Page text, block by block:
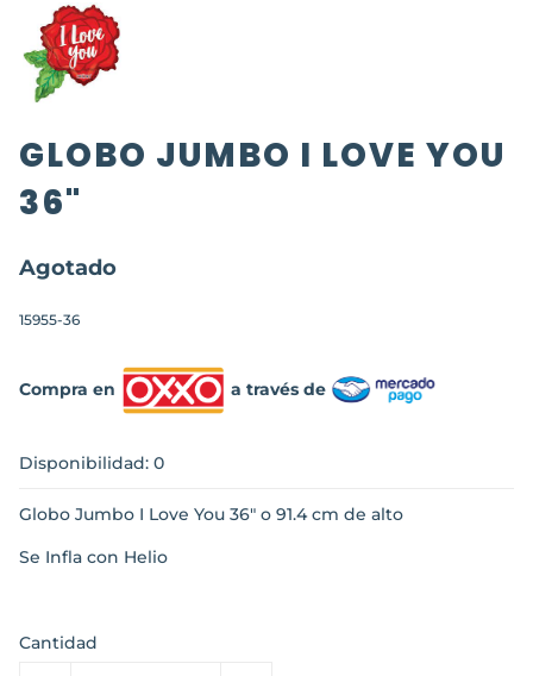
GLOBO JUMBO I LOVE YOU
36"
Agotado
15955-36
Compra en a través de
Disponibilidad: 0
Globo Jumbo I Love You 36" o 91.4 cm de alto
Se Infla con Helio
Cantidad